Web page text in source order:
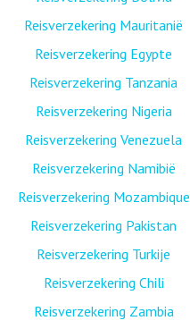
Reisverzekering Mauritanië
Reisverzekering Egypte
Reisverzekering Tanzania
Reisverzekering Nigeria
Reisverzekering Venezuela
Reisverzekering Namibië
Reisverzekering Mozambique
Reisverzekering Pakistan
Reisverzekering Turkije
Reisverzekering Chili
Reisverzekering Zambia